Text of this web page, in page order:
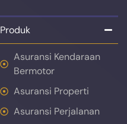
Produk
Asuransi Kendaraan
Bermotor
Asuransi Properti
Asuransi Perjalanan